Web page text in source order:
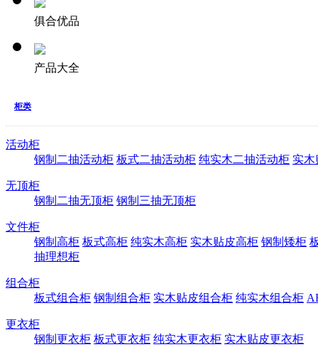
俱合优品
产品大全
柜类
活动柜
钢制二抽活动柜 板式二抽活动柜 纯实木二抽活动柜 实木
无顶柜
钢制二抽无顶柜 钢制三抽无顶柜
文件柜
钢制高柜 板式高柜 纯实木高柜 实木贴皮高柜 钢制矮柜
抽理想柜
组合柜
板式组合柜 钢制组合柜 实木贴皮组合柜 纯实木组合柜
更衣柜
钢制更衣柜 板式更衣柜 纯实木更衣柜 实木贴皮更衣柜